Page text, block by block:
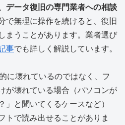
データ復旧の専門業者への相談
で無理に操作を続けると、復旧
まうことがあります。業者選び
事でも詳しく解説しています。
に壊れているのではなく、フ
が壊れている場合（パソコンが
」と聞いてくるケースなど）
トで読み出せることがありま